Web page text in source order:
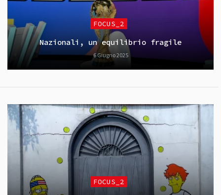
FOCUS_2
Nazionali, un equilibrio fragile
6 Giugno 2025
FOCUS_2